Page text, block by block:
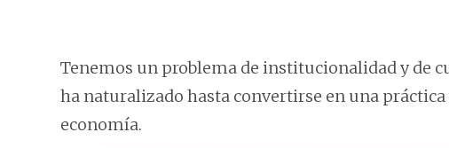
Tenemos un problema de institucionalidad y de
ha naturalizado hasta convertirse en una
economía.